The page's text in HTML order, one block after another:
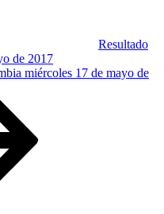
Resultado
de 2017
miércoles 17 de mayo de